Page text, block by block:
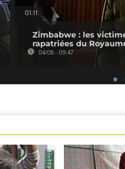
01:11
Zimbabwe : les
rapatriées du
04/08 - 09:47